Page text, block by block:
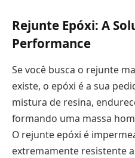
Rejunte Epóxi: A
Performance
Se você busca o rejunte
existe, o epóxi é a sua
mistura de resina,
formando uma massa
O rejunte epóxi é
extremamente resistente